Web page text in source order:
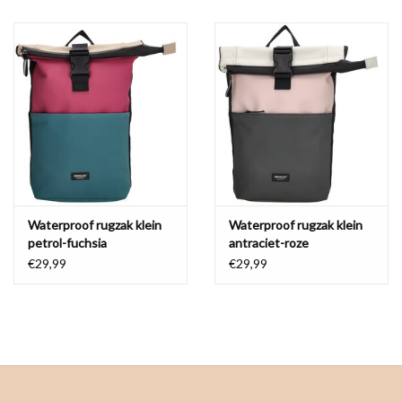
Waterproof rugzak klein
petrol-fuchsia
€29,99
Waterproof rugzak klein
antraciet-roze
€29,99